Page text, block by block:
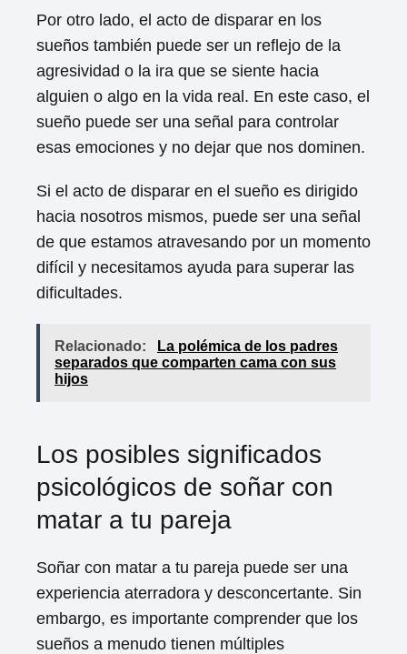
Por otro lado, el acto de disparar en los
sueños también puede ser un reflejo de la
agresividad o la ira que se siente hacia
alguien o algo en la vida real. En este caso, el
sueño puede ser una señal para controlar
esas emociones y no dejar que nos dominen.
Si el acto de disparar en el sueño es dirigido
hacia nosotros mismos, puede ser una señal
de que estamos atravesando por un momento
difícil y necesitamos ayuda para superar las
dificultades.
Relacionado:
La polémica de los padres
separados que comparten cama con sus
hijos
Los posibles significados
psicológicos de soñar con
matar a tu pareja
Soñar con matar a tu pareja puede ser una
experiencia aterradora y desconcertante. Sin
embargo, es importante comprender que los
sueños a menudo tienen múltiples